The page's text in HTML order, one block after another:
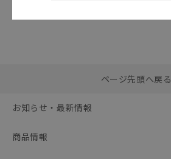
括ダウンロード
ページ先頭へ戻る
お知らせ・最新情報
商品情報